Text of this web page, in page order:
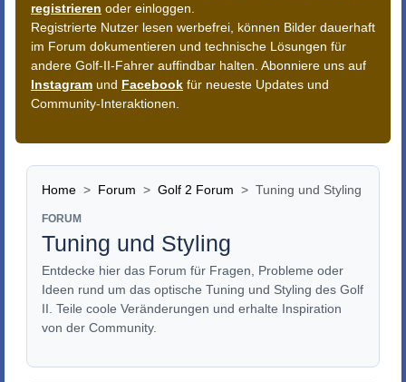
registrieren oder einloggen.
Registrierte Nutzer lesen werbefrei, können Bilder dauerhaft
im Forum dokumentieren und technische Lösungen für
andere Golf-II-Fahrer auffindbar halten. Abonniere uns auf
Instagram und Facebook für neueste Updates und
Community-Interaktionen.
Home Forum Golf 2 Forum Tuning und Styling
FORUM
Tuning und Styling
Entdecke hier das Forum für Fragen, Probleme oder
Ideen rund um das optische Tuning und Styling des Golf
II. Teile coole Veränderungen und erhalte Inspiration
von der Community.